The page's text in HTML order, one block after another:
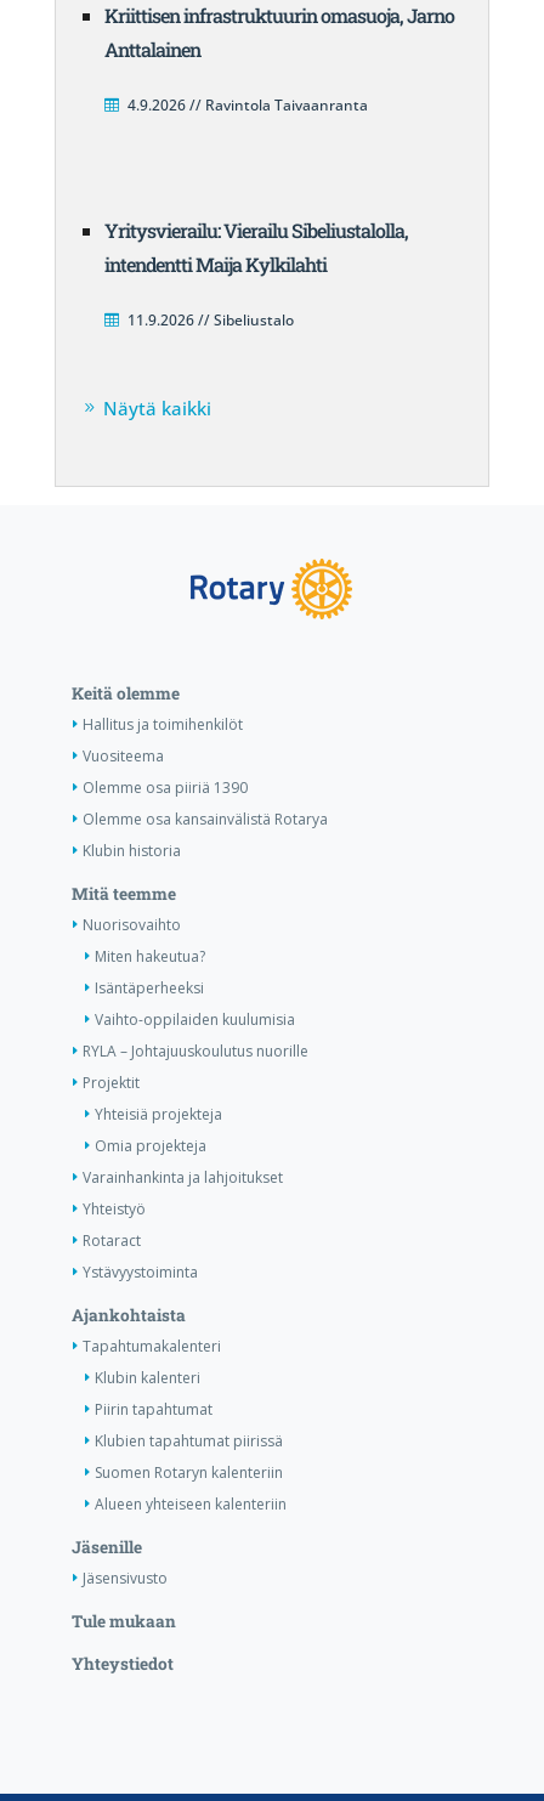
Kriittisen infrastruktuurin omasuoja, Jarno
Anttalainen
4.9.2026 // Ravintola Taivaanranta
Yritysvierailu: Vierailu Sibeliustalolla,
intendentti Maija Kylkilahti
11.9.2026 // Sibeliustalo
Näytä kaikki
Keitä olemme
Hallitus ja toimihenkilöt
Vuositeema
Olemme osa piiriä 1390
Olemme osa kansainvälistä Rotarya
Klubin historia
Mitä teemme
Nuorisovaihto
Miten hakeutua?
Isäntäperheeksi
Vaihto-oppilaiden kuulumisia
RYLA – Johtajuuskoulutus nuorille
Projektit
Yhteisiä projekteja
Omia projekteja
Varainhankinta ja lahjoitukset
Yhteistyö
Rotaract
Ystävyystoiminta
Ajankohtaista
Tapahtumakalenteri
Klubin kalenteri
Piirin tapahtumat
Klubien tapahtumat piirissä
Suomen Rotaryn kalenteriin
Alueen yhteiseen kalenteriin
Jäsenille
Jäsensivusto
Tule mukaan
Yhteystiedot